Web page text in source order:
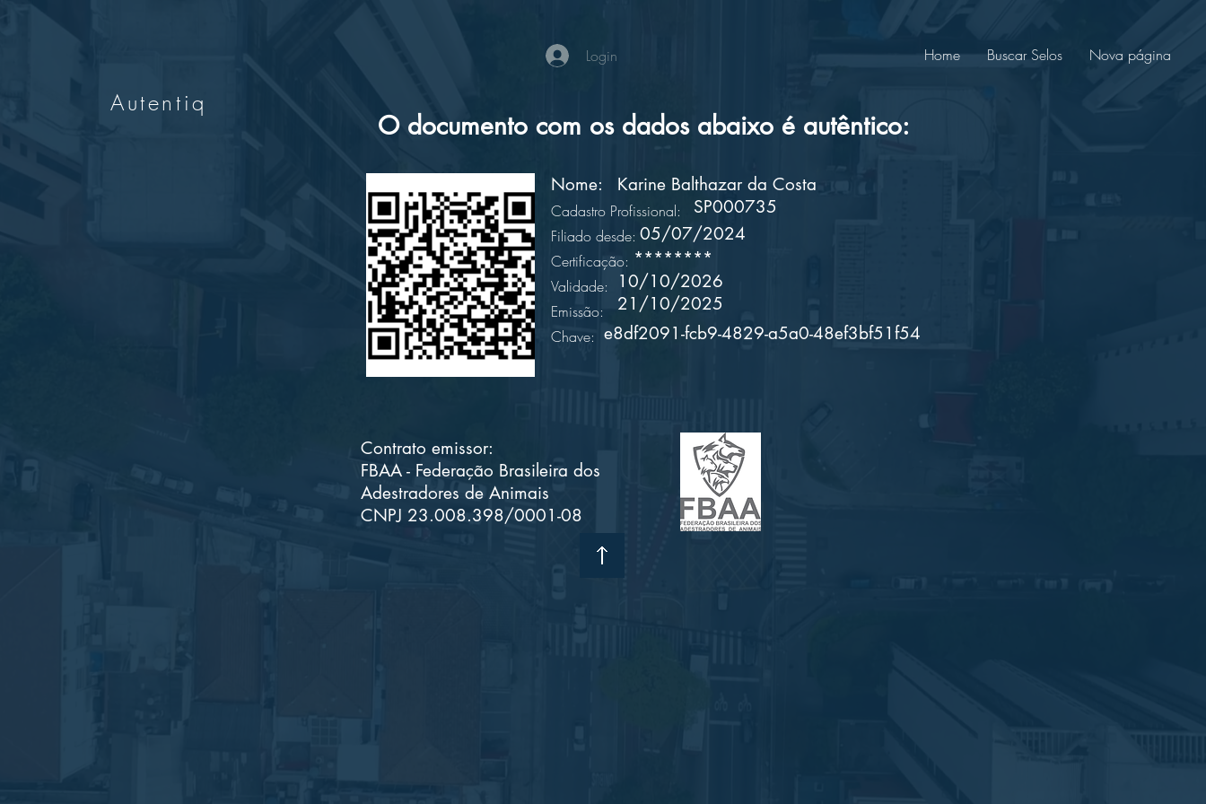
Autentiq
Home Buscar Selos Nova página
Login
O documento com os dados abaixo é autêntico:
Cadastro Profissional:
Filiado desde:
Certificação:
Validade:
Emissão:
Chave: e8df2091-fcb9-4829-a5a0-48ef3bf51f54
10/10/2026
********
Karine Balthazar da Costa
Nome:
05/07/2024
SP000735
21/10/2025
Contrato emissor:
FBAA - Federação Brasileira dos
Adestradores de Animais
CNPJ 23.008.398/0001-08